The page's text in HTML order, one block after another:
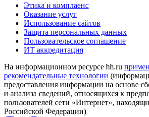
Этика и комплаенс
Оказание услуг
Использование сайтов
Защита персональных данных
Пользовательское соглашение
ИТ аккредитация
На информационном ресурсе hh.ru
рекомендательные технологии
предоставления информации на основе
и анализа сведений, относящихся к
пользователей сети «Интернет»,
Российской Федерации)